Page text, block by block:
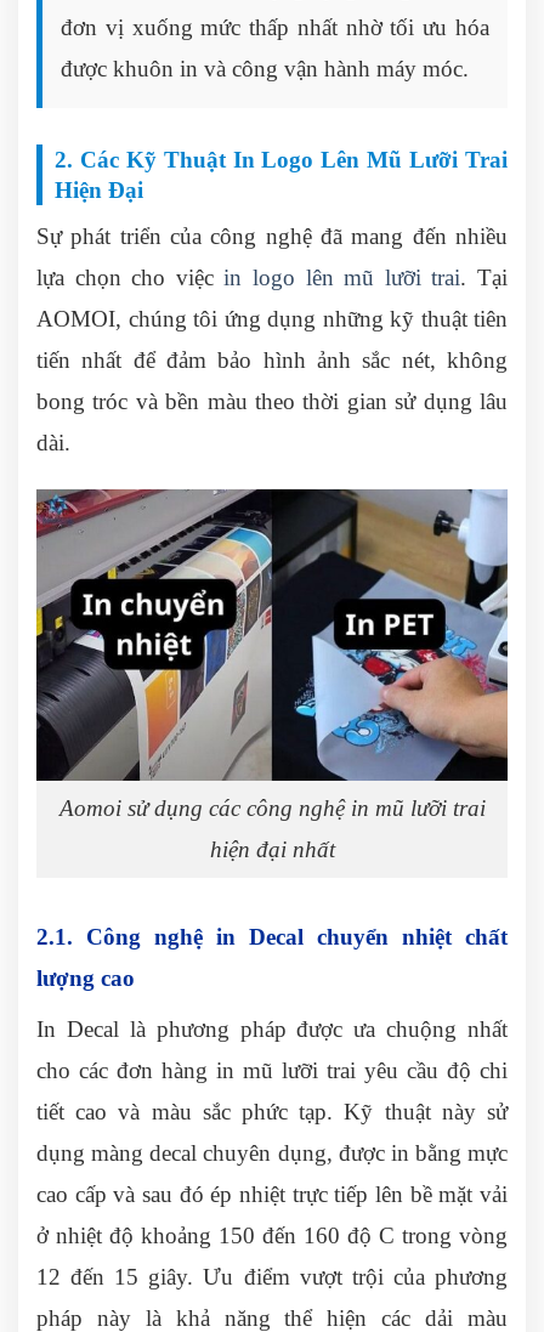
đơn vị xuống mức thấp nhất nhờ tối ưu hóa
được khuôn in và công vận hành máy móc.
2. Các Kỹ Thuật In Logo Lên Mũ Lưỡi Trai
Hiện Đại
Sự phát triển của công nghệ đã mang đến nhiều
lựa chọn cho việcin logo lên mũ lưỡi trai. Tại
AOMOI, chúng tôi ứng dụng những kỹ thuật tiên
tiến nhất để đảm bảo hình ảnh sắc nét, không
bong tróc và bền màu theo thời gian sử dụng lâu
dài.
Aomoi sử dụng các công nghệ in mũ lưỡi trai
hiện đại nhất
2.1. Công nghệ in Decal chuyển nhiệt chất
lượng cao
In Decal là phương pháp được ưa chuộng nhất
cho các đơn hàng in mũ lưỡi trai yêu cầu độ chi
tiết cao và màu sắc phức tạp. Kỹ thuật này sử
dụng màng decal chuyên dụng, được in bằng mực
cao cấp và sau đó ép nhiệt trực tiếp lên bề mặt vải
ở nhiệt độ khoảng 150 đến 160 độ C trong vòng
12 đến 15 giây. Ưu điểm vượt trội của phương
pháp này là khả năng thể hiện các dải màu